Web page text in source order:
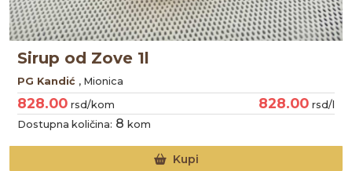
Sirup od Zove 1l
PG Kandić , Mionica
828.00 rsd/kom 828.00 rsd/l
Dostupna količina: 8 kom
Kupi